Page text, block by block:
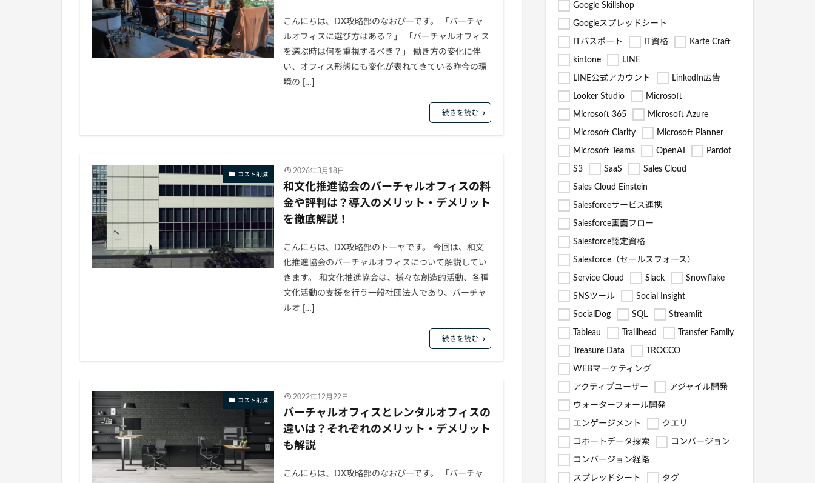
こんにちは、DX攻略部のなおぴーです。 「バーチャ
ルオフィスに選び方はある？」 「バーチャルオフィス
を選ぶ時は何を重視するべき？」 働き方の変化に伴
い、オフィス形態にも変化が表れてきている昨今の環
境の […]
続きを読む
コスト削減 2026年3月18日
和文化推進協会のバーチャルオフィスの料
金や評判は？導入のメリット・デメリット
を徹底解説！
こんにちは、DX攻略部のトーヤです。 今回は、和文
化推進協会のバーチャルオフィスについて解説してい
きます。 和文化推進協会は、様々な創造的活動、各種
文化活動の支援を行う一般社団法人であり、バーチャ
ルオ […]
続きを読む
コスト削減 2022年12月22日
バーチャルオフィスとレンタルオフィスの
違いは？それぞれのメリット・デメリット
も解説
こんにちは、DX攻略部のなおぴーです。 「バーチャ
Google Skillshop
Googleスプレッドシート
ITパスポート IT資格 Karte Craft
kintone LINE
LINE公式アカウント LinkedIn広告
Looker Studio Microsoft
Microsoft 365 Microsoft Azure
Microsoft Clarity Microsoft Planner
Microsoft Teams OpenAI Pardot
S3 SaaS Sales Cloud
Sales Cloud Einstein
Salesforceサービス連携
Salesforce画面フロー
Salesforce認定資格
Salesforce（セールスフォース）
Service Cloud Slack Snowflake
SNSツール Social Insight
SocialDog SQL Streamlit
Tableau Traillhead Transfer Family
Treasure Data TROCCO
WEBマーケティング
アクティブユーザー アジャイル開発
ウォーターフォール開発
エンゲージメント クエリ
コホートデータ探索 コンバージョン
コンバージョン経路
スプレッドシート タグ